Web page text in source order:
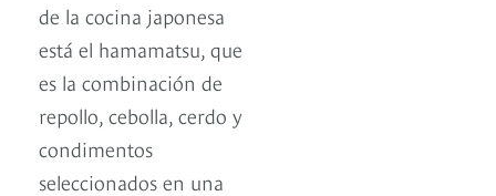
de la cocina japonesa
está el hamamatsu, que
es la combinación de
repollo, cebolla, cerdo y
condimentos
seleccionados en una